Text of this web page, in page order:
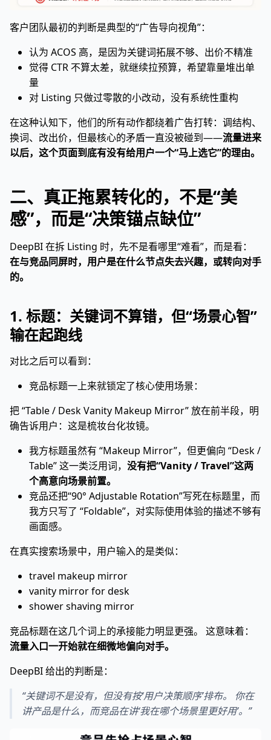
客户团队最初的判断是典型的“广告导向视角”：
认为 ACOS 高，是因为关键词拓展不够、出价不精准
觉得 CTR 不算太差，就继续拉预算，希望靠量堆出单
量
对 Listing 只做过零散的小改动，没有系统性重构
在这种认知下，他们的所有动作都绕着广告打转：调结构、
换词、改出价，但最核心的矛盾一直没被碰到——流量进来
以后，这个页面到底有没有给用户一个“马上选它”的理由。
二、真正拖累转化的，不是“美
感”，而是“决策锚点缺位”
DeepBI 在拆 Listing 时，先不是看哪里“难看”，而是看：
在与竞品同屏时，用户是在什么节点失去兴趣，或转向对手
的。
1. 标题：关键词不算错，但“场景心智”
输在起跑线
对比之后可以看到：
竞品标题一上来就锁定了核心使用场景：
把 “Table / Desk Vanity Makeup Mirror” 放在前半段，明
确告诉用户：这是梳妆台化妆镜。
我方标题虽然有 “Makeup Mirror”，但更偏向 “Desk /
Table” 这一类泛用词， 没有把“Vanity / Travel”这两
个高意向场景前置。
竞品还把“90° Adjustable Rotation”写死在标题里，而
我方只写了 “Foldable”，对实际使用体验的描述不够有
画面感。
在真实搜索场景中，用户输入的是类似：
travel makeup mirror
vanity mirror for desk
shower shaving mirror
竞品标题在这几个词上的承接能力明显更强。 这意味着：
流量入口一开始就在细微地偏向对手。
DeepBI 给出的判断是：
“关键词不是没有，但没有按‘用户决策顺序’排布。 你在
讲产品是什么，而竞品在讲‘我在哪个场景里更好用’。”